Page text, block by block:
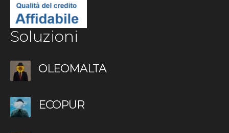
Soluzioni
OLEOMALTA
ECOPUR